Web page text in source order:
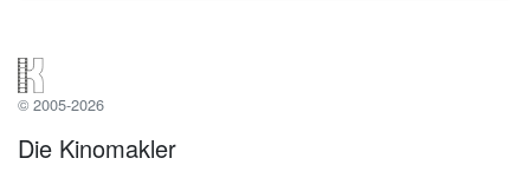
© 2005-2026
Die Kinomakler